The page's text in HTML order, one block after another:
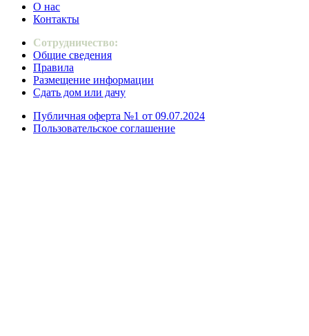
О нас
Контакты
Сотрудничество:
Общие сведения
Правила
Размещение информации
Сдать дом или дачу
Публичная оферта №1 от 09.07.2024
Пользовательское соглашение